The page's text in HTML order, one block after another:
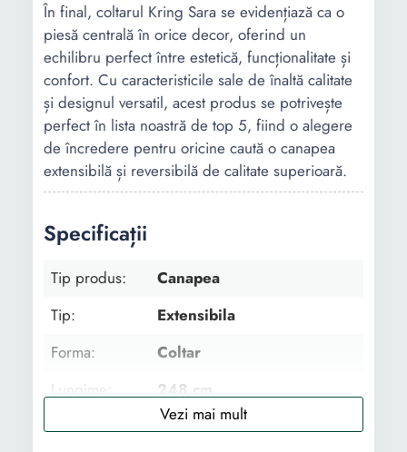
În final, coltarul Kring Sara se evidențiază ca o
piesă centrală în orice decor, oferind un
echilibru perfect între estetică, funcționalitate și
confort. Cu caracteristicile sale de înaltă calitate
și designul versatil, acest produs se potrivește
perfect în lista noastră de top 5, fiind o alegere
de încredere pentru oricine caută o canapea
extensibilă și reversibilă de calitate superioară.
Specificații
Tip produs:
Canapea
Tip:
Extensibila
Forma:
Coltar
Lungime:
248 cm
Latime:
143 cm